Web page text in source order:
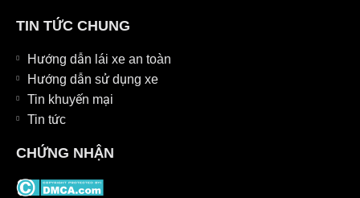
TIN TỨC CHUNG
Hướng dẫn lái xe an toàn
Hướng dẫn sử dụng xe
Tin khuyến mại
Tin tức
CHỨNG NHẬN